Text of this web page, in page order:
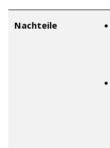
Nachteile